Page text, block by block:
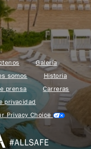
Galería
somos
Historia
prensa
Carreras
privacidad
Privacy Choice